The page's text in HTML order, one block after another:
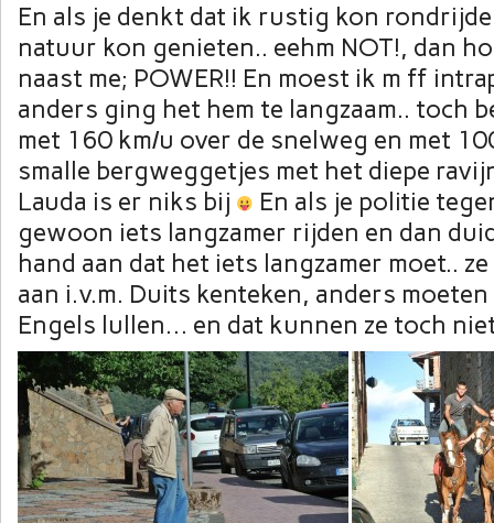
En als je denkt dat ik rustig kon
natuur kon genieten.. eehm NOT!, dan
naast me; POWER!! En moest ik m ff
anders ging het hem te langzaam.. toch
met 160 km/u over de snelweg en met
smalle bergweggetjes met het diepe
Lauda is er niks bij
En als je politie
gewoon iets langzamer rijden en dan
hand aan dat het iets langzamer moet..
aan i.v.m. Duits kenteken, anders
Engels lullen… en dat kunnen ze toch